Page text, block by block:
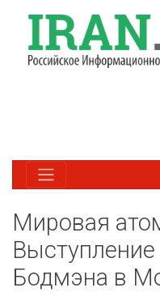
Мировая
Бодмэна в